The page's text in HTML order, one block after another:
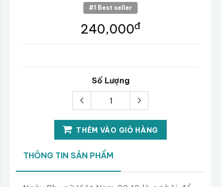
#1 Best seller
240,000đ
Số Lượng
THÊM VÀO GIỎ HÀNG
THÔNG TIN SẢN PHẨM